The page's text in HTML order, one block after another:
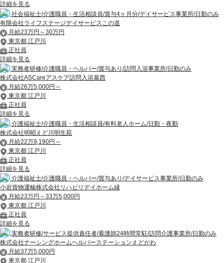
詳細を見る
社会福祉士/介護職員・生活相談員/賞与4ヶ月分/デイサービス事業所/日勤のみ
有限会社ライフステージデイサービスこの道
月給23万円～30万円
東京都 江戸川
正社員
詳細を見る
実務者研修/介護職員・ヘルパー/賞与あり/訪問入浴事業所/日勤のみ
株式会社ASCareアスケア訪問入浴葛西
月給26万5,000円～
東京都 江戸川
正社員
詳細を見る
介護福祉士/介護職員・生活相談員/有料老人ホーム/日勤・夜勤
株式会社明昭えど川明生苑
月給22万9,190円～
東京都 江戸川
正社員
詳細を見る
介護福祉士/介護職員・ヘルパー/賞与あり/デイサービス事業所/日勤のみ
小岩貨物運輸株式会社リハビリデイホーム縁
月給23万円～33万5,000円
東京都 江戸川
正社員
詳細を見る
実務者研修/サービス提供責任者/看護師24時間常駐/訪問介護事業所/日勤のみ
株式会社ナーシングホームヘルパーステーションえどがわ
月給37万5,000円
東京都 江戸川